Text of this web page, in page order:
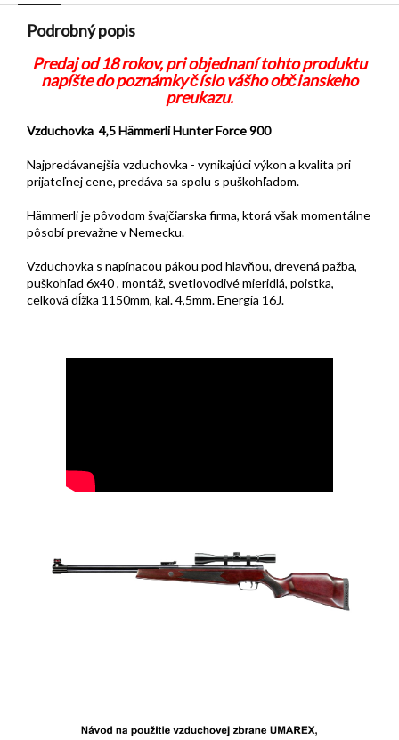
Podrobný popis
Predaj od 18 rokov, pri objednaní tohto produktu
napíšte do poznámky číslo vášho občianskeho
preukazu.
Vzduchovka 4,5 Hämmerli Hunter Force 900
Najpredávanejšia vzduchovka - vynikajúci výkon a kvalita pri
prijateľnej cene, predáva sa spolu s puškohľadom.
Hämmerli je pôvodom švajčiarska firma, ktorá však momentálne
pôsobí prevažne v Nemecku.
Vzduchovka s napínacou pákou pod hlavňou, drevená pažba,
puškohľad 6x40 , montáž, svetlovodivé mieridlá, poistka,
celková dĺžka 1150mm, kal. 4,5mm. Energia 16J.